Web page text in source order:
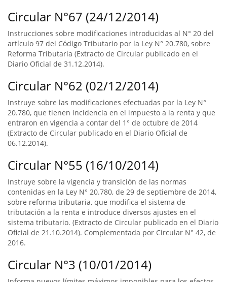
Circular N°67 (24/12/2014)
Instrucciones sobre modificaciones introducidas al N° 20 del
artículo 97 del Código Tributario por la Ley N° 20.780, sobre
Reforma Tributaria (Extracto de Circular publicado en el
Diario Oficial de 31.12.2014).
Circular N°62 (02/12/2014)
Instruye sobre las modificaciones efectuadas por la Ley N°
20.780, que tienen incidencia en el impuesto a la renta y que
entraron en vigencia a contar del 1° de octubre de 2014
(Extracto de Circular publicado en el Diario Oficial de
06.12.2014).
Circular N°55 (16/10/2014)
Instruye sobre la vigencia y transición de las normas
contenidas en la Ley N° 20.780, de 29 de septiembre de 2014,
sobre reforma tributaria, que modifica el sistema de
tributación a la renta e introduce diversos ajustes en el
sistema tributario. (Extracto de Circular publicado en el Diario
Oficial de 21.10.2014). Complementada por Circular N° 42, de
2016.
Circular N°3 (10/01/2014)